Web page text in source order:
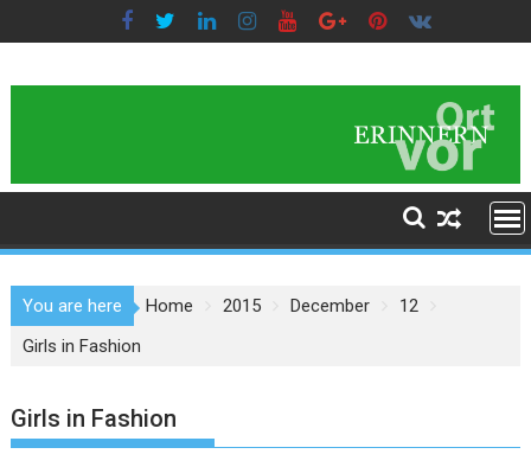
to
You are here Home 2015 December
12
Girls in Fashion
Girls in Fashion